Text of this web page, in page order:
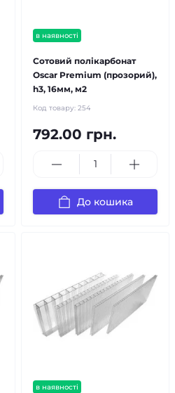
в наявності
Сотовий полікарбонат
Oscar Premium (прозорий),
h3, 16мм, м2
Код товару: 254
792.00 грн.
До кошика
в наявності